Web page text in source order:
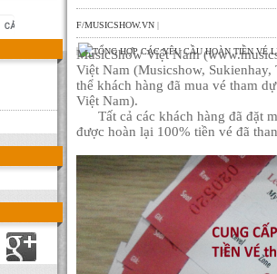
F/MUSICSHOW.VN |
|MusicShow Việt Nam
Việt Nam (Musicshow,
thể khách hàng đã mua vé tham
Việt Nam).
Tất cả các khách hàng đã đặt
được hoàn lại 100% tiền vé đã